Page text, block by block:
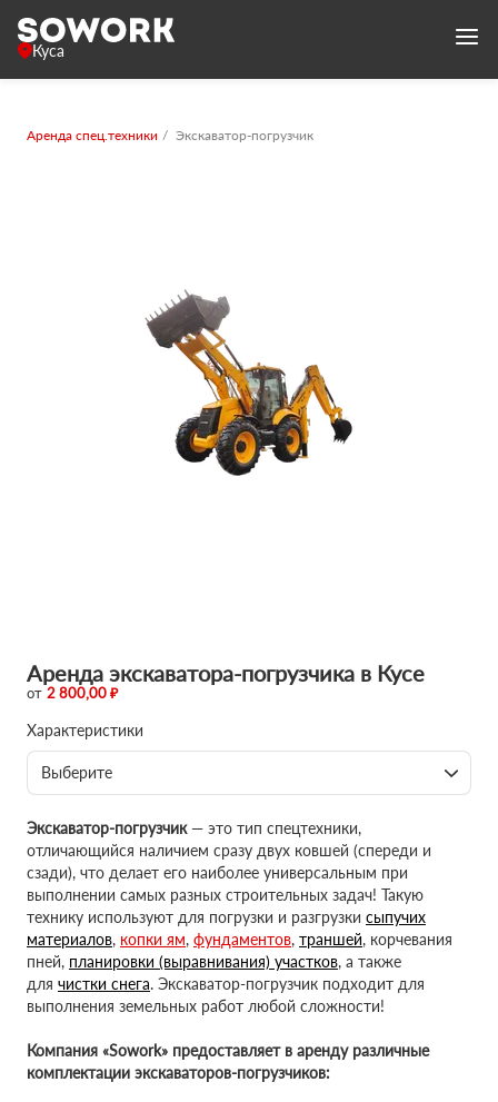
Куса
Аренда спец.техники Экскаватор-погрузчик
Аренда экскаватора-погрузчика в Кусе
от 2 800,00 ₽
Характеристики
Выберите
Экскаватор-погрузчик— это тип спецтехники,
отличающийся наличием сразу двух ковшей (спереди и
сзади), что делает его наиболее универсальным при
выполнении самых разных строительных задач! Такую
технику используют для погрузки и разгрузки сыпучих
материалов, копки ям, фундаментов, траншей, корчевания
пней, планировки (выравнивания) участков, а также
для чистки снега. Экскаватор-погрузчик подходит для
выполнения земельных работ любой сложности!
Компания «Sowork» предоставляет в аренду различные
комплектации экскаваторов-погрузчиков: